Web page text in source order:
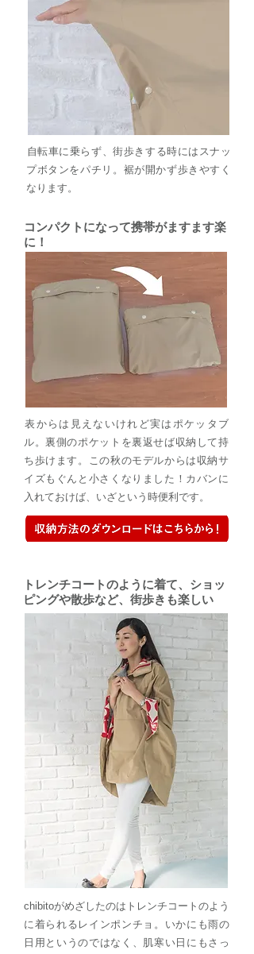
​自転車に乗らず、街歩きする時にはスナッ
プボタンをパチリ。裾が開かず歩きやすく
なります。
コンパクトになって携帯がますます楽
に！​
​表からは見えないけれど実はポケッタブ
ル。裏側のポケットを裏返せば収納して持
ち歩けます。この秋のモデルからは収納サ
イズもぐんと小さくなりました！カバンに
入れておけば、いざという時便利です。
​トレンチコートのように着て、ショッ
ピングや散歩など、街歩きも楽しい
chibitoがめざしたのはトレンチコートのよう
に着られるレインポンチョ。いかにも雨の
日用というのではなく、肌寒い日にもさっ